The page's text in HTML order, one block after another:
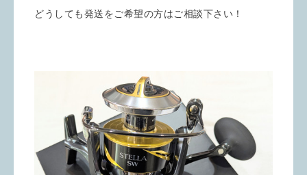
どうしても発送をご希望の方はご相談下さい！